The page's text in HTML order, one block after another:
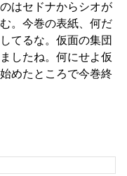
はセドナからシオが
。今巻の表紙、何だ
てるな。仮面の集団
したね。何にせよ仮
めたところで今巻終